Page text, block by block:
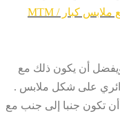
الصين مصنع ملابس كبار MTM /
أن يكون ذلك مع
على شكل ملابس .
تكون جنبا إلى جنب مع